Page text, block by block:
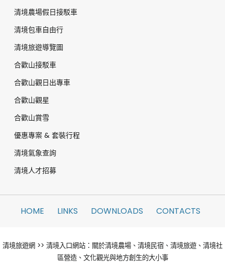
清境農場假日接駁車
清境包車自由行
清境旅遊導覽圖
合歡山接駁車
合歡山觀日出專車
合歡山觀星
合歡山賞雪
優惠專案 & 套裝行程
清境氣象查詢
清境人才招募
HOME LINKS DOWNLOADS CONTACTS
清境旅遊網 >> 清境入口網站：關於清境農場、清境民宿、清境旅遊、清境社
區營造、文化觀光與地方創生的大小事